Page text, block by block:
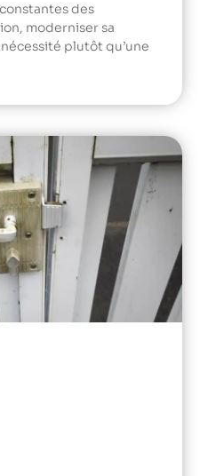
des
moderniser sa
plutôt qu’une